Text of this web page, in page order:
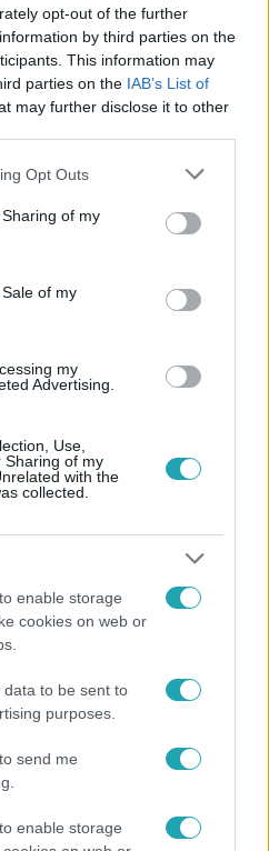
opt-out of the further
by third parties on the
This information may
parties on the IAB’s List of
may further disclose it to other
app uses one or more Google
behaviour. You may click to
and its third-party tags to
purposes in below Google
Opt Outs
of my
of my
my
Advertising.
Use,
Sharing of my
with the
collected.
enable storage
cookies on web or
to be sent to
purposes.
send me
enable storage
is!
ADÁSRÉSZLETEK
ÁLLATOK